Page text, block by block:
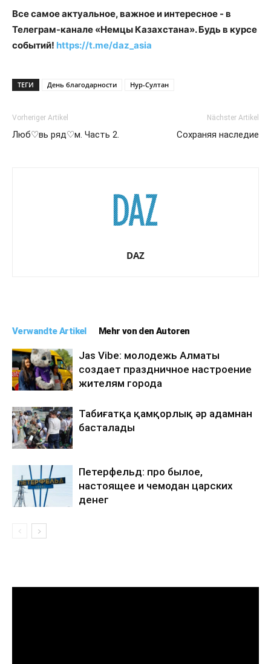
Все самое актуальное, важное и интересное - в
Телеграм-канале «Немцы Казахстана». Будь в курсе
событий! https://t.me/daz_asia
ТЕГИ День благодарности Нур-Султан
Vorheriger Artikel
Люб♡вь ряд♡м. Часть 2.
Nächster Artikel
Сохраняя наследие
DAZ
Verwandte Artikel Mehr von den Autoren
Jas Vibe: молодежь Алматы
создает праздничное настроение
жителям города
Табиғатқа қамқорлық әр адамнан
басталады
Петерфельд: про былое,
настоящее и чемодан царских
денег